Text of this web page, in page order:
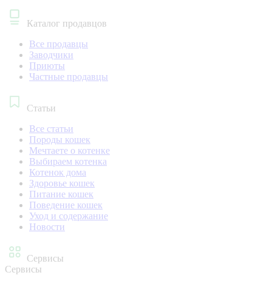
Каталог продавцов
Все продавцы
Заводчики
Приюты
Частные продавцы
Статьи
Все статьи
Породы кошек
Мечтаете о котенке
Выбираем котенка
Котенок дома
Здоровье кошек
Питание кошек
Поведение кошек
Уход и содержание
Новости
Сервисы
Сервисы